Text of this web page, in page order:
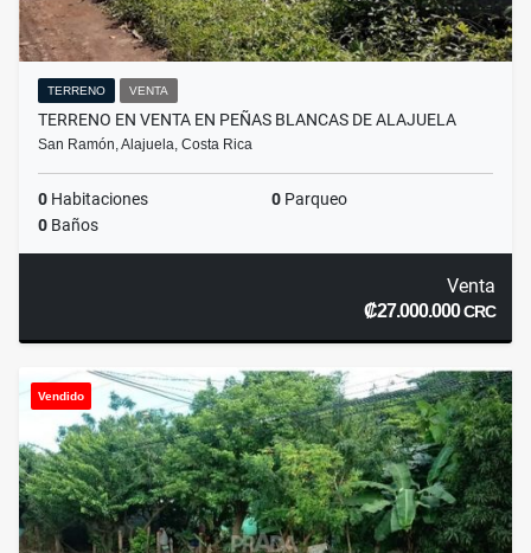
TERRENO VENTA
TERRENO EN VENTA EN PEÑAS BLANCAS DE ALAJUELA
San Ramón, Alajuela, Costa Rica
0 Habitaciones 0 Parqueo
0 Baños
Venta
₡27.000.000CRC
Vendido